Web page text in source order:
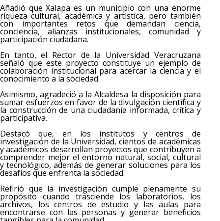
Añadió que Xalapa es un municipio con una enorme
riqueza cultural, académica y artística, pero también
con importantes retos que demandan ciencia,
conciencia, alianzas institucionales, comunidad y
participación ciudadana.
En tanto, el Rector de la Universidad Veracruzana
señaló que este proyecto constituye un ejemplo de
colaboración institucional para acercar la ciencia y el
conocimiento a la sociedad.
Asimismo, agradeció a la Alcaldesa la disposición para
sumar esfuerzos en favor de la divulgación científica y
la construcción de una ciudadanía informada, crítica y
participativa.
Destacó que, en los institutos y centros de
investigación de la Universidad, cientos de académicas
y académicos desarrollan proyectos que contribuyen a
comprender mejor el entorno natural, social, cultural
y tecnológico, además de generar soluciones para los
desafíos que enfrenta la sociedad.
Refirió que la investigación cumple plenamente su
propósito cuando trasciende los laboratorios, los
archivos, los centros de estudio y las aulas para
encontrarse con las personas y generar beneficios